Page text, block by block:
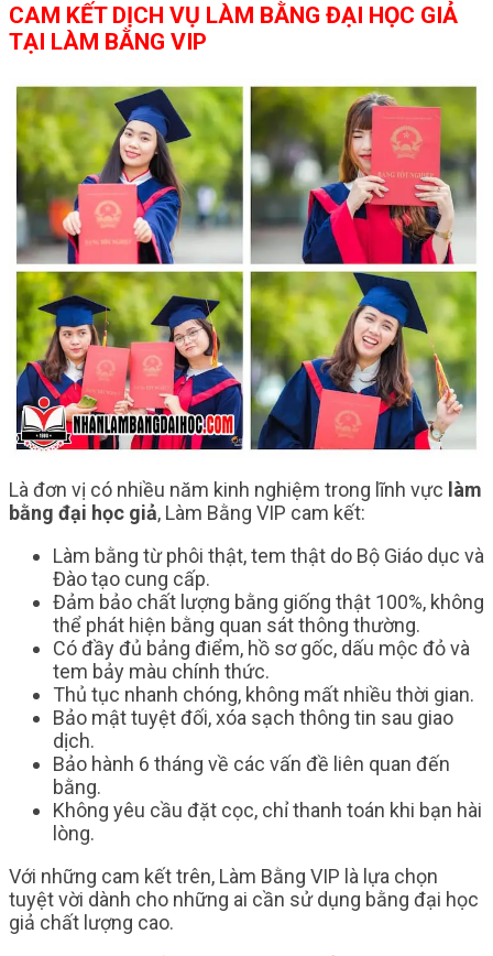
CAM KẾT DỊCH VỤ LÀM BẰNG ĐẠI HỌC GIẢ
TẠI LÀM BẰNG VIP
Là đơn vị có nhiều năm kinh nghiệm trong lĩnh vực làm
bằng đại học giả, Làm Bằng VIP cam kết:
Làm bằng từ phôi thật, tem thật do Bộ Giáo dục và
Đào tạo cung cấp.
Đảm bảo chất lượng bằng giống thật 100%, không
thể phát hiện bằng quan sát thông thường.
Có đầy đủ bảng điểm, hồ sơ gốc, dấu mộc đỏ và
tem bảy màu chính thức.
Thủ tục nhanh chóng, không mất nhiều thời gian.
Bảo mật tuyệt đối, xóa sạch thông tin sau giao
dịch.
Bảo hành 6 tháng về các vấn đề liên quan đến
bằng.
Không yêu cầu đặt cọc, chỉ thanh toán khi bạn hài
lòng.
Với những cam kết trên, Làm Bằng VIP là lựa chọn
tuyệt vời dành cho những ai cần sử dụng bằng đại học
giả chất lượng cao.